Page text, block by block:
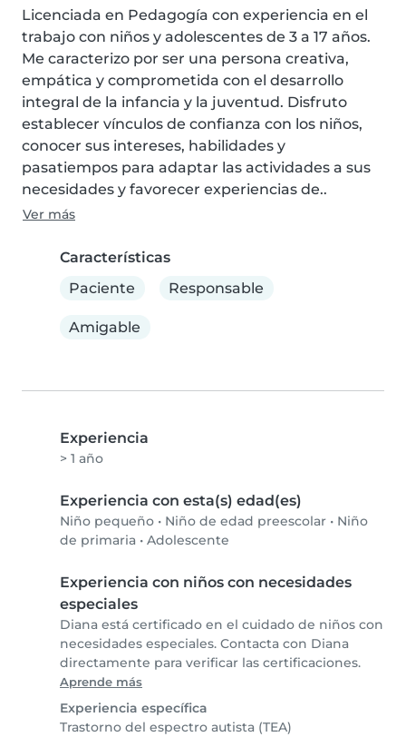
Licenciada en Pedagogía con experiencia en el
trabajo con niños y adolescentes de 3 a 17 años.
Me caracterizo por ser una persona creativa,
empática y comprometida con el desarrollo
integral de la infancia y la juventud. Disfruto
establecer vínculos de confianza con los niños,
conocer sus intereses, habilidades y
pasatiempos para adaptar las actividades a sus
necesidades y favorecer experiencias de..
Ver más
Características
Paciente
Responsable
Amigable
Experiencia
> 1 año
Experiencia con esta(s) edad(es)
Niño pequeño • Niño de edad preescolar • Niño
de primaria • Adolescente
Experiencia con niños con necesidades
especiales
Diana está certificado en el cuidado de niños con
necesidades especiales. Contacta con Diana
directamente para verificar las certificaciones.
Aprende más
Experiencia específica
Trastorno del espectro autista (TEA)